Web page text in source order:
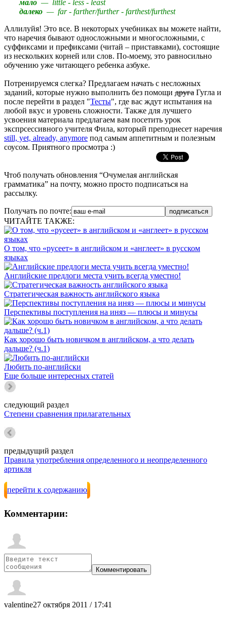
мало — little - less - least
далеко — far - farther/further - farthest/furthest
Аллилуйя! Это все. В некоторых учебниках вы можете найти,
что наречия бывают односложными и многосложными, с
суффиксами и префиксами (читай – приставками), состоящие
из нескольких корней или слов. По-моему, это равносильно
обучению уже читающего ребенка азбуке.
Потренируемся слегка? Предлагаем начать с несложных
заданий, которые нужно выполнить без помощи друга Гугла и
после перейти в раздел "Тесты", где вас ждут испытания на
любой вкус и уровень сложности. Также для лучшего
усвоения материала предлагаем вам посетить урок
экспрсессивного учителя Фила, который преподнесет наречия
still, yet, already, anymore под самым аппетитным и полезным
соусом. Приятного просмотра :)
Чтоб получать обновления “Очумелая английская
грамматика” на почту, можно просто подписаться на
рассылку.
Получать по почте:
ЧИТАЙТЕ ТАКЖЕ:
О том, что «русеет» в английском и «англеет» в русском
языках
Английские предлоги места учить всегда уместно!
Стратегическая важность английского языка
Перспективы поступления на иняз — плюсы и минусы
Как хорошо быть новичком в английском, а что делать
дальше? (ч.1)
Любить по-английски
Еще больше интересных статей
следующий раздел
Степени сравнения прилагательных
предыдущий раздел
Правила употребления определенного и неопределенного
артикля
перейти к содержанию
Комментарии:
valentine27 октября 2011 / 17:41